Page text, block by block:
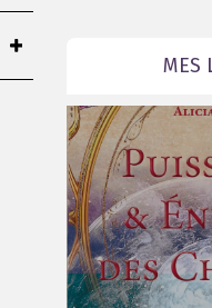
MES